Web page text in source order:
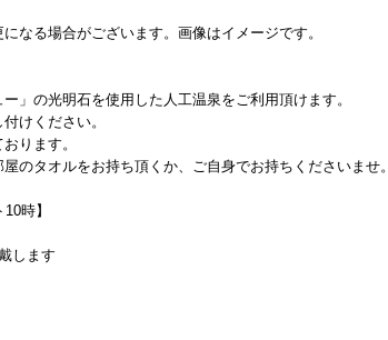
なる場合がございます。画像はイメージです。
」の光明石を使用した人工温泉をご利用頂けます。
けください。
ります。
のタオルをお持ち頂くか、ご自身でお持ちくださいませ。
時】
します